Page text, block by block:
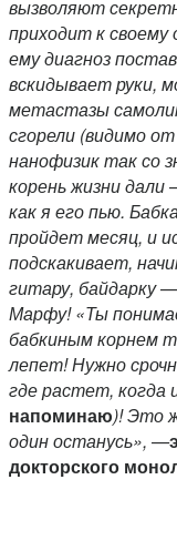
вызволяют
приходит к своему
ему диагноз
вскидывает руки,
метастазы
сгорели (видимо
нанофизик так со
корень жизни дали
как я его пью.
пройдет месяц, и
подскакивает,
гитару, байдарку
Марфу! «Ты
бабкиным корнем
лепет! Нужно
где растет, когда
напоминаю)! Это
один останусь», —
докторского